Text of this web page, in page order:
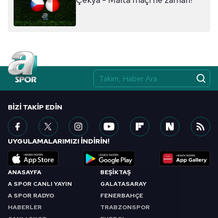
ilgili mevzuata uygun olarak kullanılan çerezlerle ilgili bilgi
almak için lütfen tıklayınız
ANASAYFA
A SPOR CANLI YAYIN
A SPOR RADYO
HABERLER
BEŞİKTAŞ
GALATASARAY
FENERBAHÇE
TRABZONSPOR
BIZI TAKIP EDIN
UYGULAMALARIMIZI İNDİRİN!